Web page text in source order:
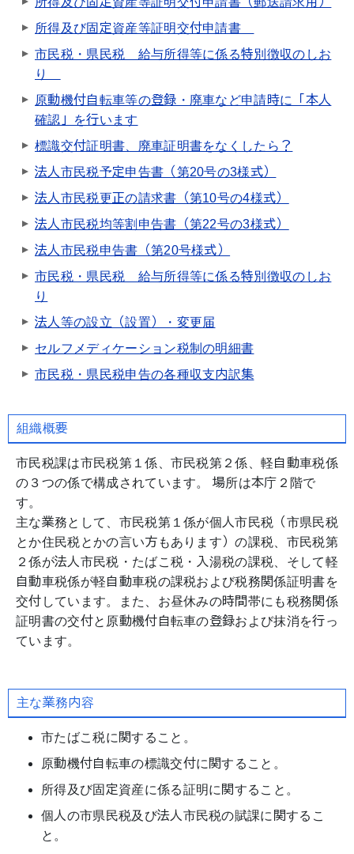
所得及び固定資産等証明交付申請書
市民税・県民税 給与所得等に係る特別徴収のしお
り
原動機付自転車等の登録・廃車など申請時に「本人
確認」を行います
標識交付証明書、廃車証明書をなくしたら？
法人市民税予定申告書（第20号の3様式）
法人市民税更正の請求書（第10号の4様式）
法人市民税均等割申告書（第22号の3様式）
法人市民税申告書（第20号様式）
市民税・県民税 給与所得等に係る特別徴収のしお
り
法人等の設立（設置）・変更届
セルフメディケーション税制の明細書
市民税・県民税申告の各種収支内訳集
組織概要
市民税課は市民税第１係、市民税第２係、軽自動車税係
の３つの係で構成されています。 場所は本庁２階で
す。
主な業務として、市民税第１係が個人市民税（市県民税
とか住民税とかの言い方もあります）の課税、市民税第
２係が法人市民税・たばこ税・入湯税の課税、そして軽
自動車税係が軽自動車税の課税および税務関係証明書を
交付しています。また、お昼休みの時間帯にも税務関係
証明書の交付と原動機付自転車の登録および抹消を行っ
ています。
主な業務内容
市たばこ税に関すること。
原動機付自転車の標識交付に関すること。
所得及び固定資産に係る証明に関すること。
個人の市県民税及び法人市民税の賦課に関するこ
と。